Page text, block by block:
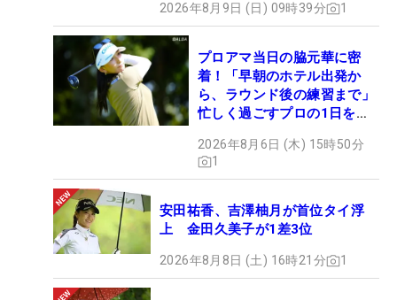
2026年8月9日 (日) 09時39分 1
プロアマ当日の脇元華に密
着！「早朝のホテル出発か
ら、ラウンド後の練習まで」
忙しく過ごすプロの1日を公
2026年8月6日 (木) 15時50分
1
安田祐香、吉澤柚月が首位タイ浮
上 金田久美子が1差3位
2026年8月8日 (土) 16時21分 1